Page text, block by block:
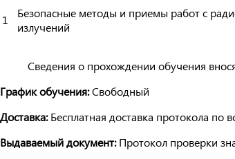
1
Безопасные методы и приемы работ с
излучений
Сведения о прохождении обучения
График обучения:Свободный
Доставка:Бесплатная доставка протокола по
Выдаваемый документ:Протокол проверки